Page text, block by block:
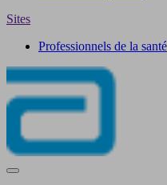
Sites
Professionnels de la santé